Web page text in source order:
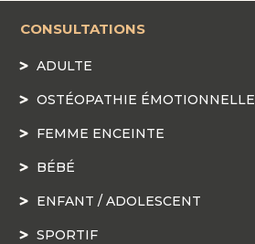
CONSULTATIONS
ADULTE
OSTÉOPATHIE ÉMOTIONNELLE
FEMME ENCEINTE
BÉBÉ
ENFANT / ADOLESCENT
SPORTIF